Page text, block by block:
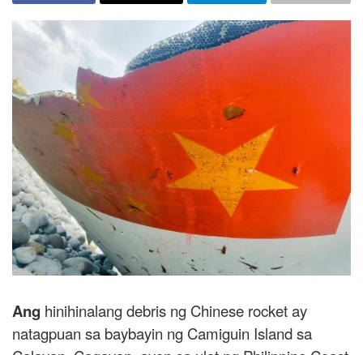
Ang hinihinalang debris ng Chinese rocket ay
natagpuan sa baybayin ng Camiguin Island sa